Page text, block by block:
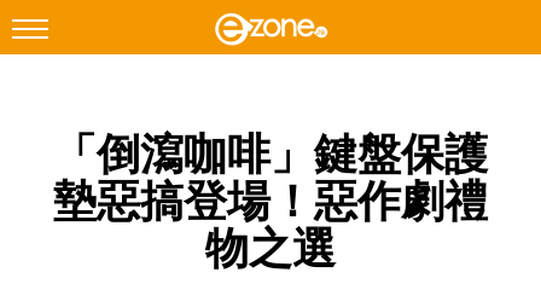
Facebook Instagram
科技焦點
「倒瀉咖啡」鍵盤保護
墊惡搞登場！惡作劇禮
物之選